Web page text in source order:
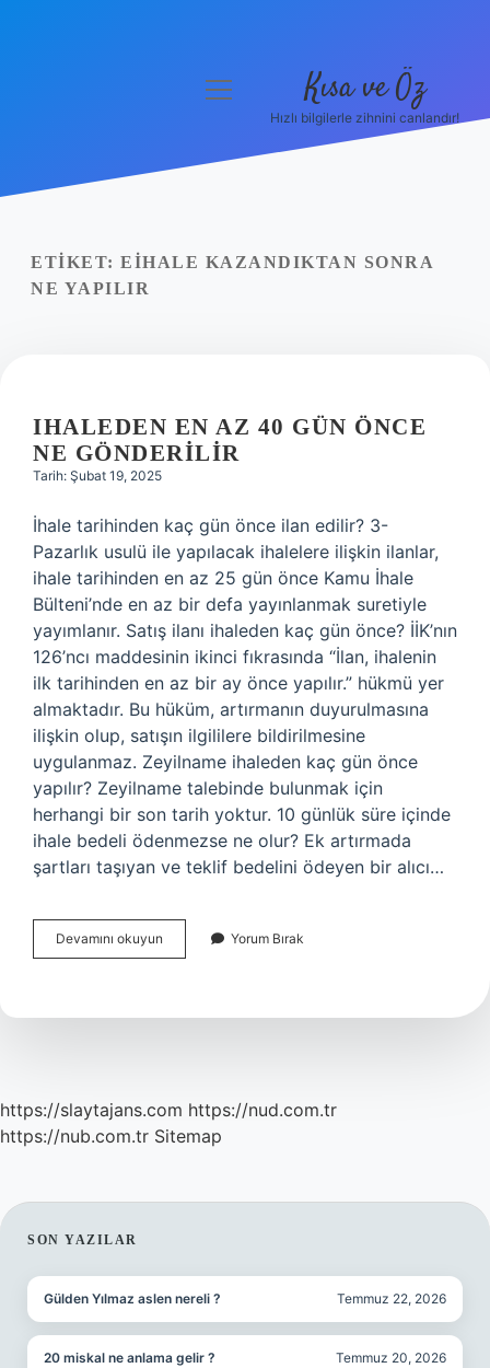
Yasal Uyarı
menüyü
Kısa ve Öz
Hızlı bilgilerle zihnini canlandır!
ETIKET: EIHALE KAZANDIKTAN SONRA
NE YAPILIR
IHALEDEN EN AZ 40 GÜN ÖNCE
NE GÖNDERILIR
Tarih: Şubat 19, 2025
İhale tarihinden kaç gün önce ilan edilir? 3-
Pazarlık usulü ile yapılacak ihalelere ilişkin ilanlar,
ihale tarihinden en az 25 gün önce Kamu İhale
Bülteni’nde en az bir defa yayınlanmak suretiyle
yayımlanır. Satış ilanı ihaleden kaç gün önce? İİK’nın
126’ncı maddesinin ikinci fıkrasında “İlan, ihalenin
ilk tarihinden en az bir ay önce yapılır.” hükmü yer
almaktadır. Bu hüküm, artırmanın duyurulmasına
ilişkin olup, satışın ilgililere bildirilmesine
uygulanmaz. Zeyilname ihaleden kaç gün önce
yapılır? Zeyilname talebinde bulunmak için
herhangi bir son tarih yoktur. 10 günlük süre içinde
ihale bedeli ödenmezse ne olur? Ek artırmada
şartları taşıyan ve teklif bedelini ödeyen bir alıcı…
Devamını okuyun Ihaleden
En
Gün
Yorum Bırak
https://slaytajans.com https://nud.com.tr
https://nub.com.tr Sitemap
SIDEBAR
SON YAZILAR
Gülden Yılmaz aslen nereli ? Temmuz 22, 2026
20 miskal ne anlama gelir ? Temmuz 20, 2026